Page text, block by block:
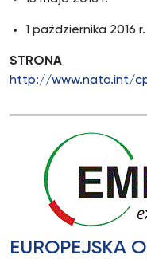
1 października 2016 r.
STRONA
http://www.nato.int/
EUROPEJSKA